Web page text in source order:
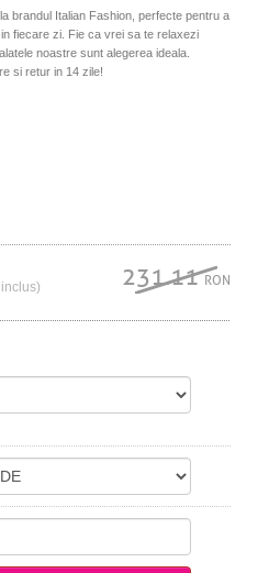
brandul Italian Fashion, perfecte pentru a
fiecare zi. Fie ca vrei sa te relaxezi
noastre sunt alegerea ideala.
si retur in 14 zile!
231.11RON